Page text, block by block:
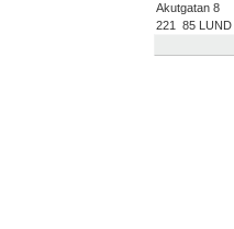
Akutgatan 8
221 85 LUND